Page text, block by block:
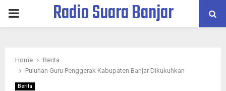
PRIMARYRadio Suara Banjar
Home
Berita
Puluhan Guru Penggerak Kabupaten Banjar Dikukuhkan
Berita